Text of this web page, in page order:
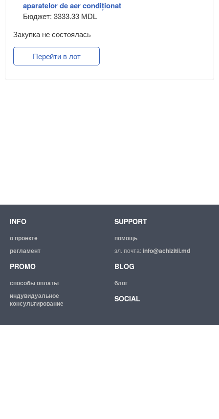
aparatelor de aer condiționat
Бюджет: 3333.33 MDL
Закупка не состоялась
Перейти в лот
INFO
о проекте
регламент
SUPPORT
помощь
эл. почта:info@achizitii.md
PROMO
способы оплаты
индувидуальное
консультирование
BLOG
блог
SOCIAL